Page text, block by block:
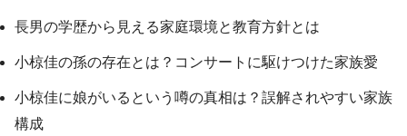
長男の学歴から見える家庭環境と教育方針とは
小椋佳の孫の存在とは？コンサートに駆けつけた家族愛
小椋佳に娘がいるという噂の真相は？誤解されやすい家族
構成